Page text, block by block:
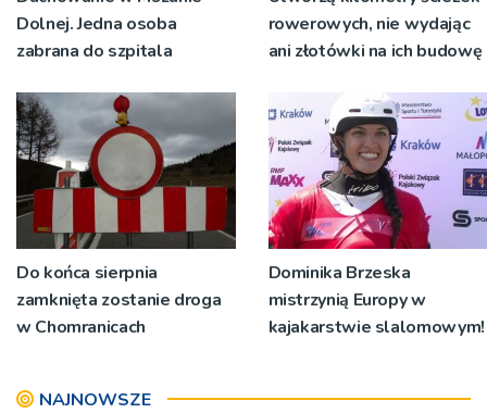
Dolnej. Jedna osoba
zabrana do szpitala
rowerowych, nie wydając
ani złotówki na ich budowę
Do końca sierpnia
zamknięta zostanie droga
w Chomranicach
Dominika Brzeska
mistrzynią Europy w
kajakarstwie slalomowym!
NAJNOWSZE